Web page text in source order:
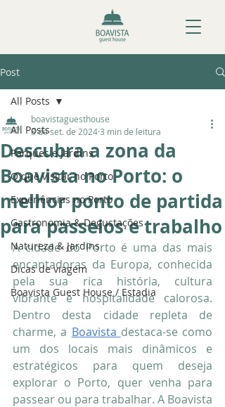
Post
All Posts
Parques e Jardins
O que visitar no Porto
Experiências no Porto
Gastronomia & Degustações
Natureza & Jardins
Dicas de viagem
Boavista Guest House / Estadia
All Posts
Descubra a zona da
Boavista no Porto: o
melhor ponto de partida
para passeios e trabalho
boavistaguesthouse
8 de set. de 2024 3 min de leitura
A cidade do Porto é uma das mais
encantadoras da Europa, conhecida
pela sua rica história, cultura
vibrante e hospitalidade calorosa.
Dentro desta cidade repleta de
charme, a Boavista destaca-se como
um dos locais mais dinâmicos e
estratégicos para quem deseja
explorar o Porto, quer venha para
passear ou para trabalhar. A Boavista